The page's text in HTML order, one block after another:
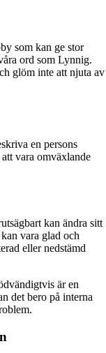
som kan ge stor
ord som Lynnig.
glöm inte att njuta av
en persons
vara omväxlande
kan ändra sitt
vara glad och
eller nedstämd
är en
det bero på interna